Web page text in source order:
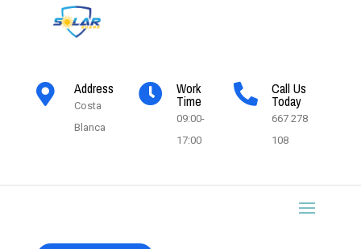
 Address
Costa
Blanca
 Work
Time
09:00-
17:00
 Call Us
Today
667 278
108